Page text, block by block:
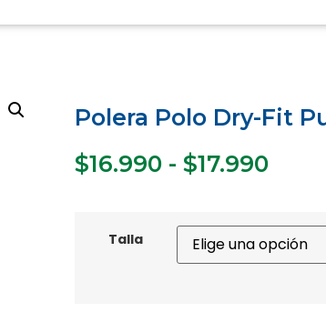
Polera Polo Dry-Fit
$16.990 - $17.990
Talla